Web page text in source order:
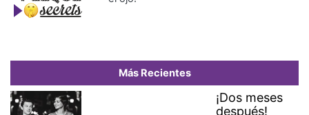
Más Recientes
¡Dos meses
después!